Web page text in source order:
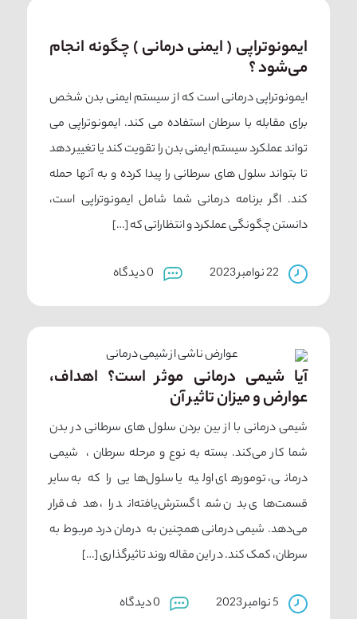
ایمونوتراپی ( ایمنی درمانی ) چگونه انجام
می‌شود ؟
ایمونوتراپی درمانی است که از سیستم ایمنی بدن شخص
برای مقابله با سرطان استفاده می کند. ایمونوتراپی می
تواند عملکرد سیستم ایمنی بدن را تقویت کند یا تغییر دهد
تا بتواند سلول های سرطانی را پیدا کرده و به آنها حمله
کند. اگر برنامه درمانی شما شامل ایمونوتراپی است،
دانستن چگونگی عملکرد و انتظاراتی که […]
22 نوامبر 2023 0 دیدگاه
آیا شیمی درمانی موثر است؟ اهداف،
عوارض و میزان تاثیر آن
شیمی درمانی با از بین بردن سلول های سرطانی در بدن
شما کار می‌کند. بسته به نوع و مرحله سرطان ، شیمی
درمانی، تومورهای اولیه یا سلول‌هایی را که به سایر
قسمت‌های بدن شما گسترش‌یافته‌اند را، هدف قرار
می‌دهد. شیمی درمانی همچنین به درمان درد مربوط به
سرطان، کمک کند. در این مقاله روند تاثیرگذاری […]
5 نوامبر 2023 0 دیدگاه